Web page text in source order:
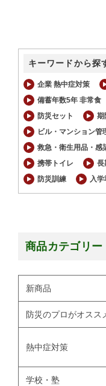
キーワードから探
企業 熱中症対策
備蓄年数5年 非常食
防災セット
期
ビル・マンション管
救急・衛生用品・感
携帯トイレ
長
防災訓練
入学
商品カテゴリー
新商品
防災のプロがオスス
熱中症対策
学校・塾